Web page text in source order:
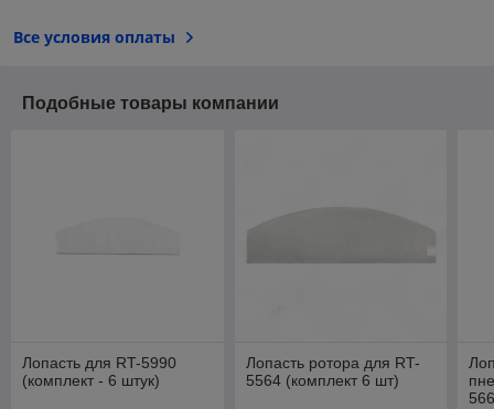
Все условия оплаты
Подобные товары компании
Лопасть для RT-5990
(комплект - 6 штук)
Лопасть ротора для RT-
5564 (комплект 6 шт)